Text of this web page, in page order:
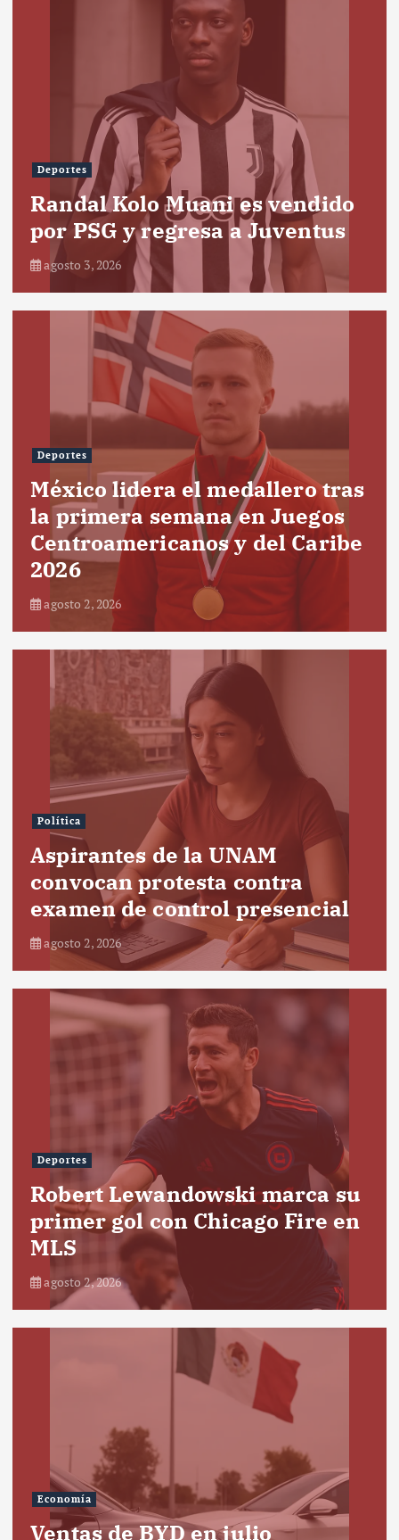
Deportes
Randal Kolo Muani es vendido
por PSG y regresa a Juventus
agosto 3, 2026
Deportes
México lidera el medallero tras
la primera semana en Juegos
Centroamericanos y del Caribe
2026
agosto 2, 2026
Política
Aspirantes de la UNAM
convocan protesta contra
examen de control presencial
agosto 2, 2026
Deportes
Robert Lewandowski marca su
primer gol con Chicago Fire en
MLS
agosto 2, 2026
Economía
Ventas de BYD en julio